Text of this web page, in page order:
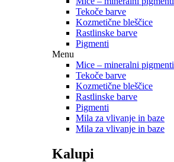
Tekoče barve
Kozmetične bleščice
Rastlinske barve
Pigmenti
Menu
Mice – mineralni pigmenti
Tekoče barve
Kozmetične bleščice
Rastlinske barve
Pigmenti
Mila za vlivanje in baze
Mila za vlivanje in baze
Kalupi